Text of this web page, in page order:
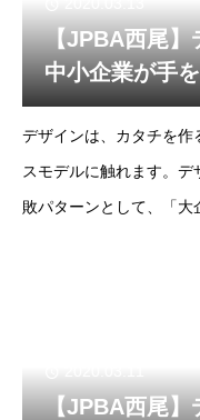
【JPBA西尾】
中小企業が手
益額で勝負す
デザインは、カタチを作
スモデルに触れます。
敗パターンとして、「大
【JPBA西尾】